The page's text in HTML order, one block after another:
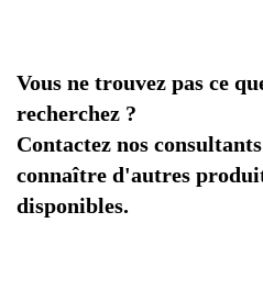
Vous ne trouvez pas ce
recherchez ?
Contactez nos
connaître d'autres
disponibles.